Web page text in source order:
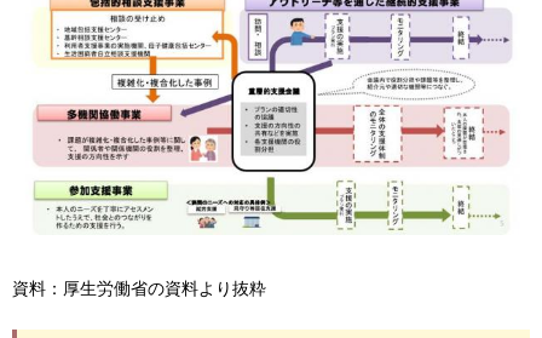
資料：厚生労働省の資料より抜粋